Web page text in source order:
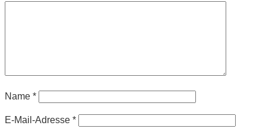
Name *
E-Mail-Adresse *